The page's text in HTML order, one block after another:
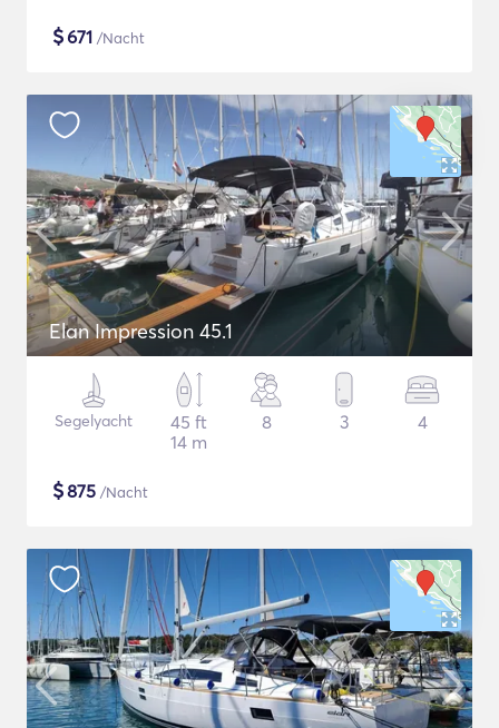
$671 /Nacht
Elan Impression 45.1
Segelyacht
45 ft
14 m
8 3 4
$875 /Nacht